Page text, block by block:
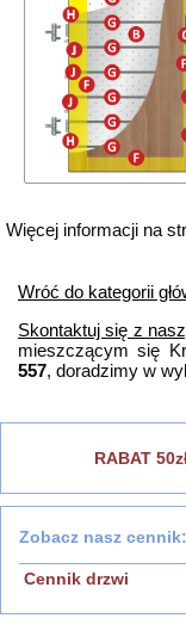
RABAT
Zobacz nasz cennik:
Cennik drzwi
Więcej informacji na
Wróć do kategorii
Skontaktuj się z
mieszczącym się
557, doradzimy w